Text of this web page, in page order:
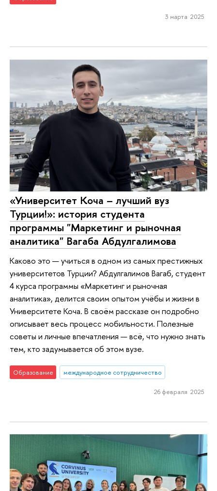
3 марта 2025
«Университет Коча – лучший вуз
Турции!»: история студента
программы "Маркетинг и рыночная
аналитика" Вагаба Абдулгалимова
Каково это — учиться в одном из самых престижных
университетов Турции? Абдулгалимов Вагаб, студент
4 курса программы «Маркетинг и рыночная
аналитика», делится своим опытом учёбы и жизни в
Университете Коча. В своём рассказе он подробно
описывает весь процесс мобильности. Полезные
советы и личные впечатления — всё, что нужно знать
тем, кто задумывается об этом вузе.
Образование международное сотрудничество
26 февраля 2025